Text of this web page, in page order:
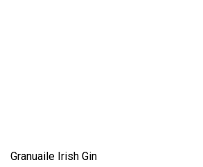
Granuaile Irish Gin